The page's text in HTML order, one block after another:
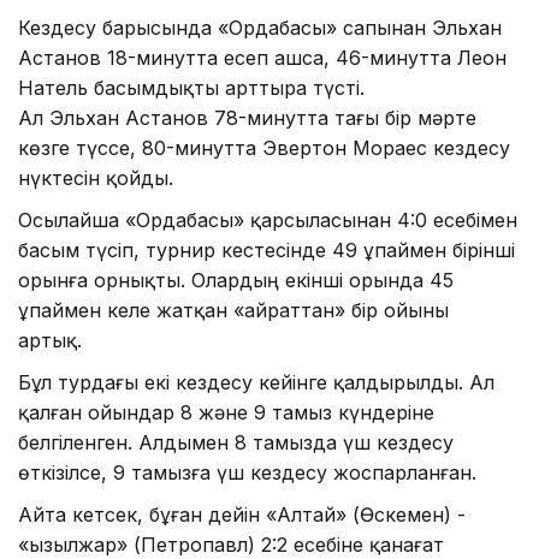
Кездесу барысында «Ордабасы» сапынан Эльхан
Астанов 18-минутта есеп ашса, 46-минутта Леон
Натель басымдықты арттыра түсті.
Ал Эльхан Астанов 78-минутта тағы бір мәрте
көзге түссе, 80-минутта Эвертон Мораес кездесу
нүктесін қойды.
Осылайша «Ордабасы» қарсыласынан 4:0 есебімен
басым түсіп, турнир кестесінде 49 ұпаймен бірінші
орынға орнықты. Олардың екінші орында 45
ұпаймен келе жатқан «Қайраттан» бір ойыны
артық.
Бұл турдағы екі кездесу кейінге қалдырылды. Ал
қалған ойындар 8 және 9 тамыз күндеріне
белгіленген. Алдымен 8 тамызда үш кездесу
өткізілсе, 9 тамызға үш кездесу жоспарланған.
Айта кетсек, бұған дейін «Алтай» (Өскемен) -
«Қызылжар» (Петропавл) 2:2 есебіне қанағат